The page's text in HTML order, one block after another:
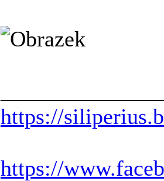
https://
https://